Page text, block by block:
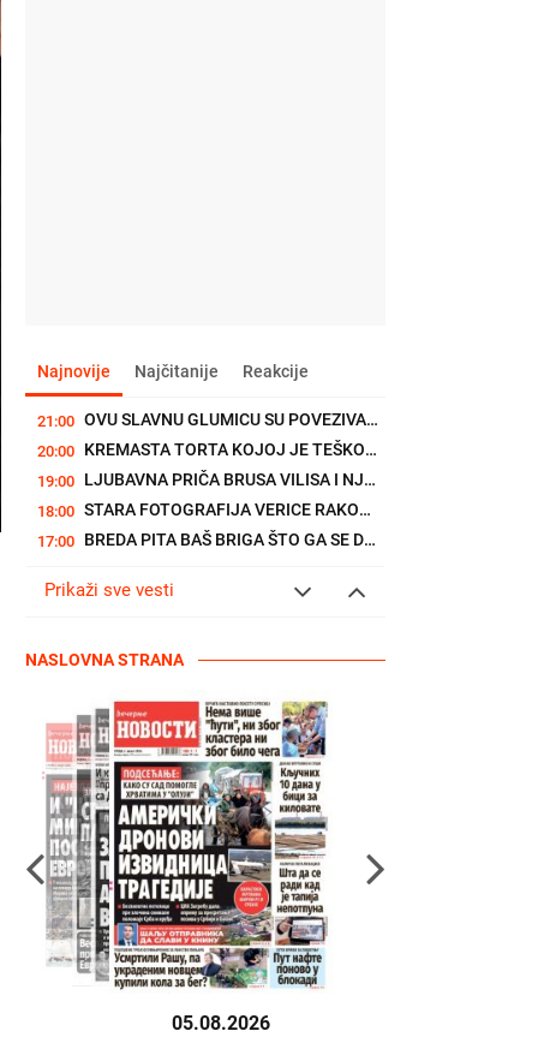
Najnovije Najčitanije Reakcije
21:00 OVU SLAVNU GLUMICU SU POVEZIVALI SA LEONARDOM DIKAPRIJEM, A ONDA...
20:00 KREMASTA TORTA KOJOJ JE TEŠKO ODOLETI: Bingo torta je obavezan...
19:00 LJUBAVNA PRIČA BRUSA VILISA I NJEGOVE EME JE POČELA SASVIM...
18:00 STARA FOTOGRAFIJA VERICE RAKOČEVIĆ JE DOKAZ: Naša najpoznatija...
17:00 BREDA PITA BAŠ BRIGA ŠTO GA SE DECA ODRIČU, KRENUO JE NA PARE...
Prikaži sve vesti
NASLOVNA STRANA
05.08.2026